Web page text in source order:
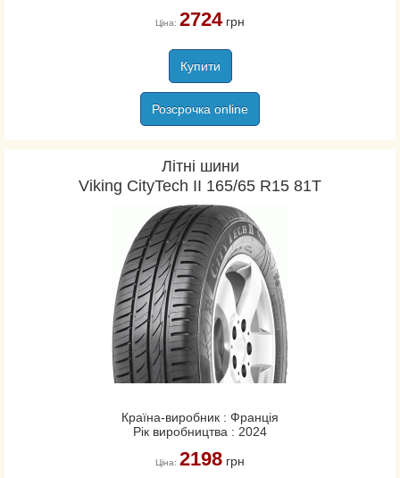
Ціна: 2724грн
Купити
Розсрочка online
Літні шини
Viking CityTech II 165/65 R15 81T
Країна-виробник : Франція
Рік виробництва : 2024
Ціна: 2198грн